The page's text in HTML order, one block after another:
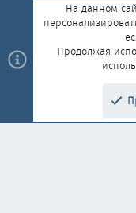
Обратная связь
Политика
add-ons by ThemeHouse
На данном
Продолжая